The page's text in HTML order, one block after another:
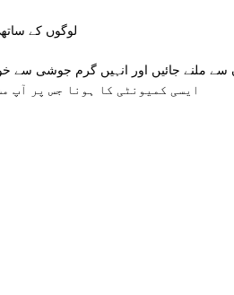
لوگوں کے
سے ملنے جائیں اور انہیں گرم جوشی سے
ایسی کمیونٹی کا ہونا جس پر آپ